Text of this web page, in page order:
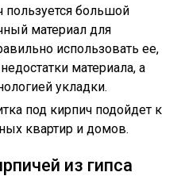
пользуется большой
материал для
использовать ее,
материала, а
укладки.
под кирпич подойдет к
квартир и домов.
из гипса